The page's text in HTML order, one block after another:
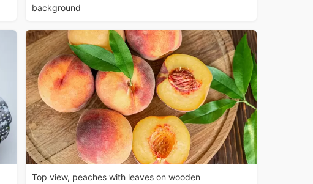
background
Top view, peaches with leaves on wooden